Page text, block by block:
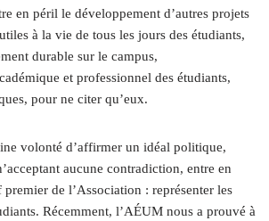
en péril le développement d’autres projets
à la vie de tous les jours des étudiants,
durable sur le campus,
et professionnel des étudiants,
pour ne citer qu’eux.
volonté d’affirmer un idéal politique,
aucune contradiction, entre en
de l’Association : représenter les
Récemment, l’AÉUM nous a prouvé à